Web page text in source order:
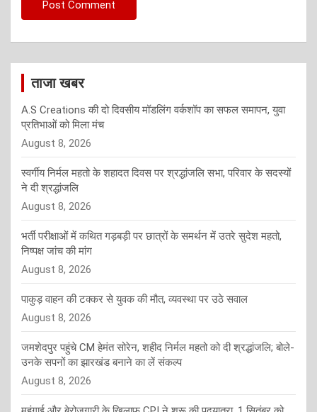
ताजा खबर
A.S Creations की दो दिवसीय मॉडलिंग वर्कशॉप का सफल समापन, युवा
प्रतिभाओं को मिला मंच
August 8, 2026
स्वर्गीय निर्मल महतो के शहादत दिवस पर श्रद्धांजलि सभा, परिवार के सदस्यों
ने दी श्रद्धांजलि
August 8, 2026
भर्ती परीक्षाओं में कथित गड़बड़ी पर छात्रों के समर्थन में उतरे सुदेश महतो,
निष्पक्ष जांच की मांग
August 8, 2026
पाकुड़ वाहन की टक्कर से युवक की मौत, व्यवस्था पर उठे सवाल
August 8, 2026
जमशेदपुर पहुंचे CM हेमंत सोरेन, शहीद निर्मल महतो को दी श्रद्धांजलि; बोले-
उनके सपनों का झारखंड बनाने का लें संकल्प
August 8, 2026